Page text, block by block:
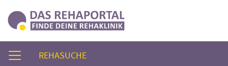
REHASUCHE(AKTUELL)